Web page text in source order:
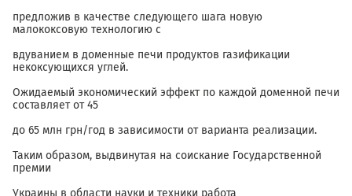
предложив в качестве следующего шага новую
малококсовую технологию с
вдуванием в доменные печи продуктов газификации
некоксующихся углей.
Ожидаемый экономический эффект по каждой доменной печи
составляет от 45
до 65 млн грн/год в зависимости от варианта реализации.
Таким образом, выдвинутая на соискание Государственной
премии
Украины в области науки и техники работа